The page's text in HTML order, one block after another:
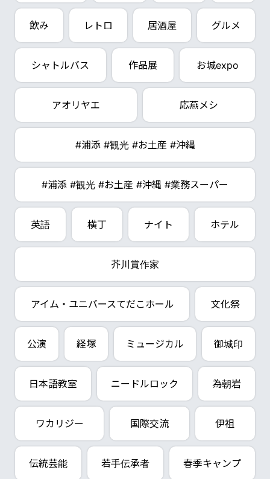
飲み レトロ 居酒屋 グルメ
シャトルバス 作品展 お城expo
アオリヤエ 応燕メシ
#浦添 #観光 #お土産 #沖縄
#浦添 #観光 #お土産 #沖縄 #業務スーパー
英語 横丁 ナイト ホテル
芥川賞作家
アイム・ユニバースてだこホール 文化祭
公演 経塚 ミュージカル 御城印
日本語教室 ニードルロック 為朝岩
ワカリジー 国際交流 伊祖
伝統芸能 若手伝承者 春季キャンプ